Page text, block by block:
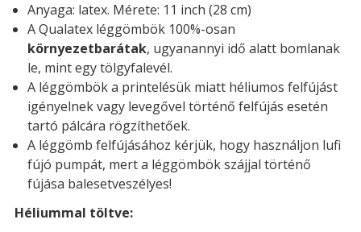
Anyaga: latex. Mérete: 11 inch (28 cm)
A Qualatex léggömbök 100%-osan
környezetbarátak, ugyanannyi idő alatt bomlanak
le, mint egy tölgyfalevél.
A léggömbök a printelésük miatt héliumos felfújást
igényelnek vagy levegővel történő felfújás esetén
tartó pálcára rögzíthetőek.
A léggömb felfújásához kérjük, hogy használjon lufi
fújó pumpát, mert a léggömbök szájjal történő
fújása balesetveszélyes!
Héliummal töltve: